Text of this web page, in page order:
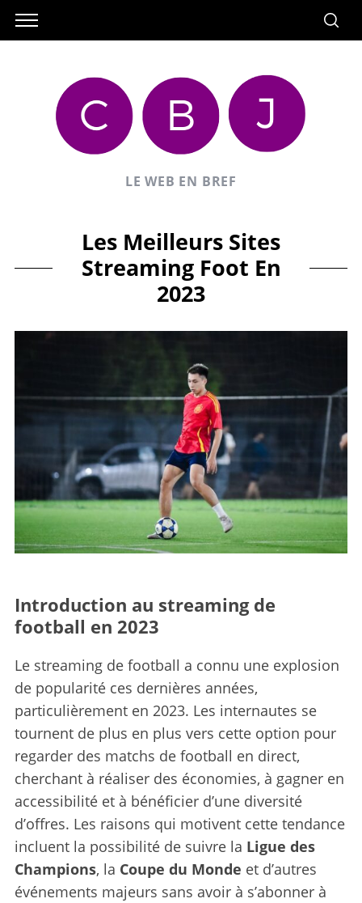
LE WEB EN BREF
Les Meilleurs Sites
Streaming Foot En
2023
Introduction au streaming de
football en 2023
Le streaming de football a connu une explosion
de popularité ces dernières années,
particulièrement en 2023. Les internautes se
tournent de plus en plus vers cette option pour
regarder des matchs de football en direct,
cherchant à réaliser des économies, à gagner en
accessibilité et à bénéficier d’une diversité
d’offres. Les raisons qui motivent cette tendance
incluent la possibilité de suivre la Ligue des
Champions, la Coupe du Monde et d’autres
événements majeurs sans avoir à s’abonner à